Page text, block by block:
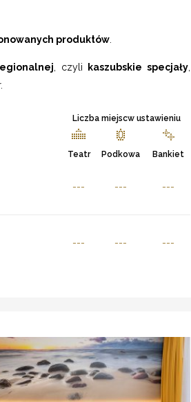
produktów
, czyli kaszubskie specjały
Liczba miejscw ustawieniu
Teatr Podkowa Bankiet
--- --- ---
--- --- ---